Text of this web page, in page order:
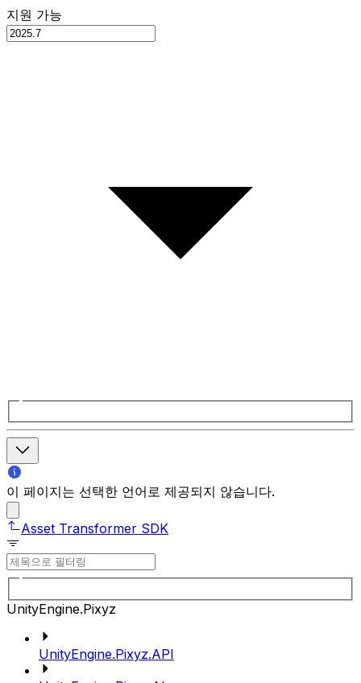
지원 가능
이 페이지는 선택한 언어로 제공되지 않습니다.
Asset Transformer SDK
UnityEngine.Pixyz
UnityEngine.Pixyz.API